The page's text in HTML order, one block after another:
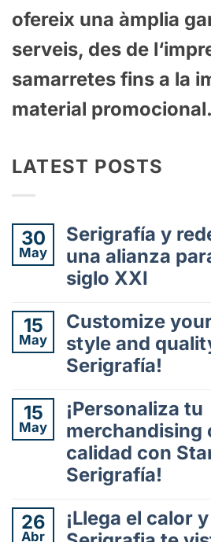
ofereix una àmplia
serveis, des de l‘imp
samarretes fins a la
material promocional.
LATEST POSTS
30
May
Serigrafía y
una alianza
siglo XXI
hay
comentarios
en
Serigrafía
sociales:
una
alianza
para
el
el
siglo
15
May
Customize
style and
Serigrafía!
hay
comentarios
en
Customize
your
merch
style
and
15
May
¡Personaliza tu
merchandising
calidad con
Serigrafía!
hay
comentarios
26
Abr
¡Llega el calor